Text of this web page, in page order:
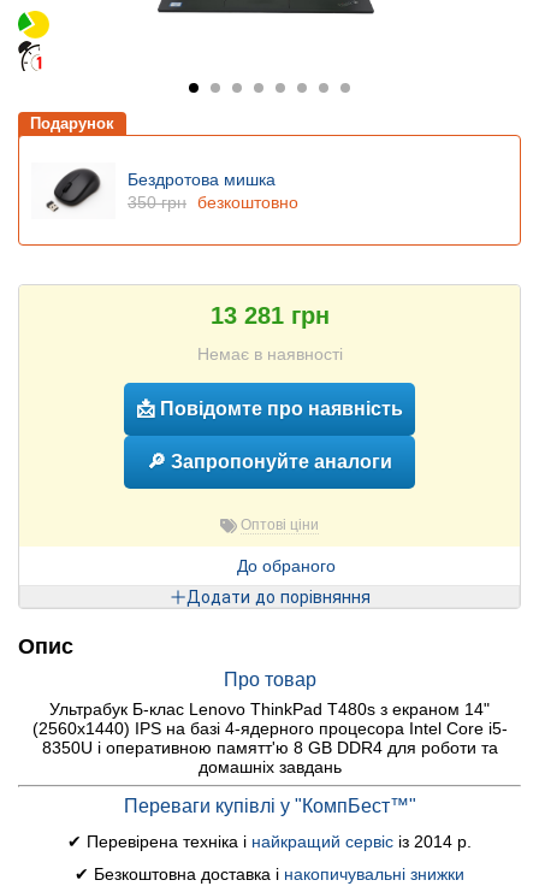
Подарунок
Бездротова мишка
350 грн безкоштовно
13 281 грн
Немає в наявності
📩 Повідомте про наявність
🔎 Запропонуйте аналоги
Оптові ціни
До обраного
Додати до порівняння
Опис
Про товар
Ультрабук Б-клас Lenovo ThinkPad T480s з екраном 14"
(2560x1440) IPS на базі 4-ядерного процесора Intel Core i5-
8350U і оперативною памятт'ю 8 GB DDR4 для роботи та
домашніх завдань
Переваги купівлі у "КомпБест™"
✔ Перевірена техніка і найкращий сервіс із 2014 р.
✔ Безкоштовна доставка і накопичувальні знижки